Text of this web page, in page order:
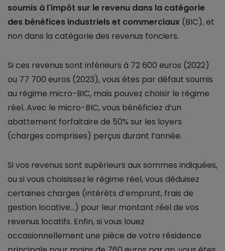
soumis à l'impôt sur le revenu dans la catégorie
des bénéfices industriels et commerciaux (BIC), et
non dans la catégorie des revenus fonciers.
Si ces revenus sont inférieurs à 72 600 euros (2022)
ou 77 700 euros (2023), vous êtes par défaut soumis
au régime micro-BIC, mais pouvez choisir le régime
réel. Avec le micro-BIC, vous bénéficiez d’un
abattement forfaitaire de 50% sur les loyers
(charges comprises) perçus durant l’année.
Si vos revenus sont supérieurs aux sommes indiquées,
ou si vous choisissez le régime réel, vous déduisez
certaines charges (intérêts d’emprunt, frais de
gestion locative...) pour leur montant réel de vos
revenus locatifs. Enfin, si vous louez
occasionnellement une pièce de votre résidence